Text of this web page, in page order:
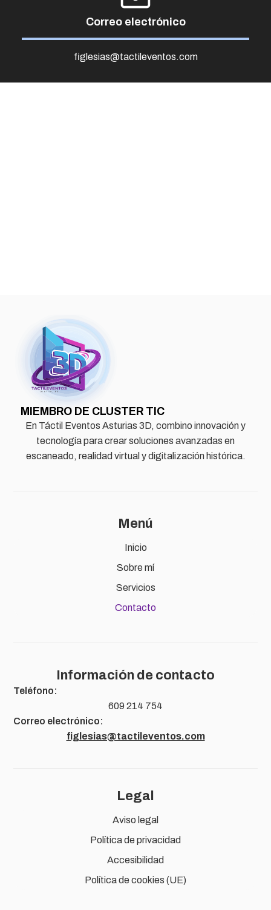
Correo electrónico
figlesias@tactileventos.com
MIEMBRO DE CLUSTER TIC
En Táctil Eventos Asturias 3D, combino innovación y
tecnología para crear soluciones avanzadas en
escaneado, realidad virtual y digitalización histórica.
Menú
Inicio
Sobre mí
Servicios
Contacto
Información de contacto
Teléfono:
609 214 754
Correo electrónico:
figlesias@tactileventos.com
Legal
Aviso legal
Política de privacidad
Accesibilidad
Política de cookies (UE)